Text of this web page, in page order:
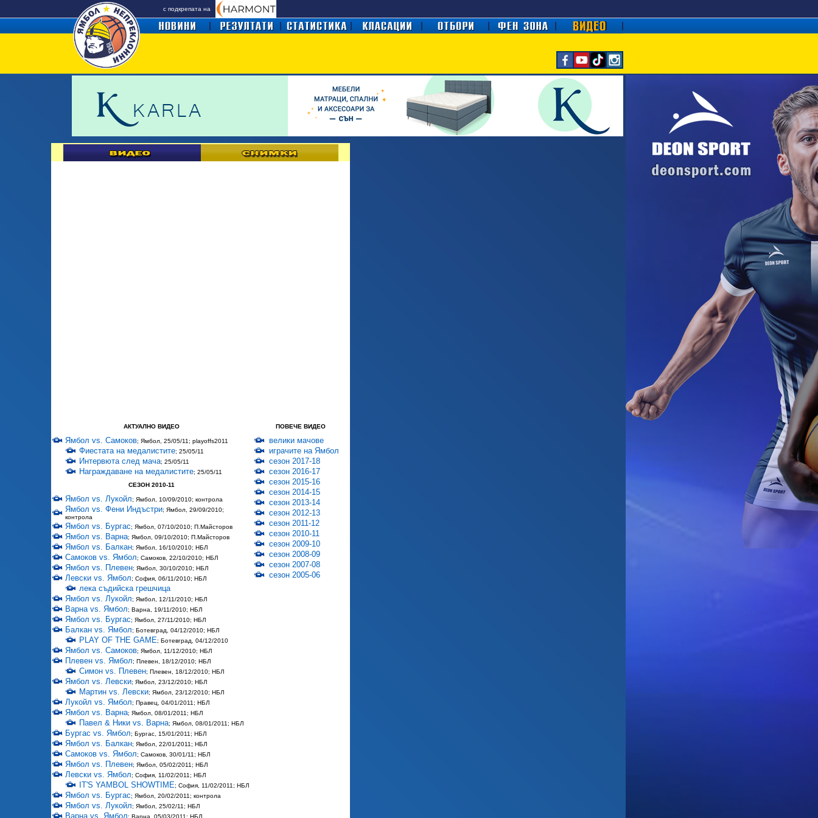
с подкрепата на
АКТУАЛНО ВИДЕО
Ямбол vs. Самоков; Ямбол, 25/05/11; playoffs2011
Фиестата на медалистите; 25/05/11
Интервюта след мача; 25/05/11
Награждаване на медалистите; 25/05/11
СЕЗОН 2010-11
Ямбол vs. Лукойл; Ямбол, 10/09/2010; контрола
Ямбол vs. Фени Индъстри; Ямбол, 29/09/2010;
контрола
Ямбол vs. Бургас; Ямбол, 07/10/2010; П.Майсторов
Ямбол vs. Варна; Ямбол, 09/10/2010; П.Майсторов
Ямбол vs. Балкан; Ямбол, 16/10/2010; НБЛ
Самоков vs. Ямбол; Самоков, 22/10/2010; НБЛ
Ямбол vs. Плевен; Ямбол, 30/10/2010; НБЛ
Левски vs. Ямбол; София, 06/11/2010; НБЛ
лека съдийска грешчица
Ямбол vs. Лукойл; Ямбол, 12/11/2010; НБЛ
Варна vs. Ямбол; Варна, 19/11/2010; НБЛ
Ямбол vs. Бургас; Ямбол, 27/11/2010; НБЛ
Балкан vs. Ямбол; Ботевград, 04/12/2010; НБЛ
PLAY OF THE GAME; Ботевград, 04/12/2010
Ямбол vs. Самоков; Ямбол, 11/12/2010; НБЛ
Плевен vs. Ямбол; Плевен, 18/12/2010; НБЛ
Симон vs. Плевен; Плевен, 18/12/2010; НБЛ
Ямбол vs. Левски; Ямбол, 23/12/2010; НБЛ
Мартин vs. Левски; Ямбол, 23/12/2010; НБЛ
Лукойл vs. Ямбол; Правец, 04/01/2011; НБЛ
Ямбол vs. Варна; Ямбол, 08/01/2011; НБЛ
Павел & Ники vs. Варна; Ямбол, 08/01/2011; НБЛ
Бургас vs. Ямбол; Бургас, 15/01/2011; НБЛ
Ямбол vs. Балкан; Ямбол, 22/01/2011; НБЛ
Самоков vs. Ямбол; Самоков, 30/01/11; НБЛ
Ямбол vs. Плевен; Ямбол, 05/02/2011; НБЛ
Левски vs. Ямбол; София, 11/02/2011; НБЛ
IT'S YAMBOL SHOWTIME; София, 11/02/2011; НБЛ
Ямбол vs. Бургас; Ямбол, 20/02/2011; контрола
Ямбол vs. Лукойл; Ямбол, 25/02/11; НБЛ
Варна vs. Ямбол; Варна, 05/03/2011; НБЛ
ПОВЕЧЕ ВИДЕО
велики мачове
играчите на Ямбол
сезон 2017-18
сезон 2016-17
сезон 2015-16
сезон 2014-15
сезон 2013-14
сезон 2012-13
сезон 2011-12
сезон 2010-11
сезон 2009-10
сезон 2008-09
сезон 2007-08
сезон 2005-06